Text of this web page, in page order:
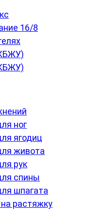
16/8
ног
ягодиц
живота
рук
спины
шпагата
растяжку